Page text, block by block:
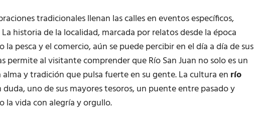
tradicionales llenan las calles en eventos específicos,
historia de la localidad, marcada por relatos desde la época
pesca y el comercio, aún se puede percibir en el día a día de sus
permite al visitante comprender que Río San Juan no solo es un
y tradición que pulsa fuerte en su gente. La cultura en río
duda, uno de sus mayores tesoros, un puente entre pasado y
la vida con alegría y orgullo.